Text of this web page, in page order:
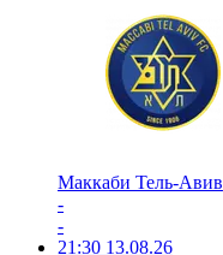
Маккаби Тель-Авив
-
-
21:30 13.08.26